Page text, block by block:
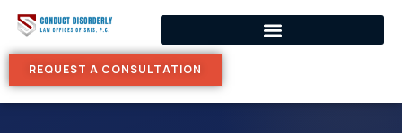
REQUEST A CONSULTATION